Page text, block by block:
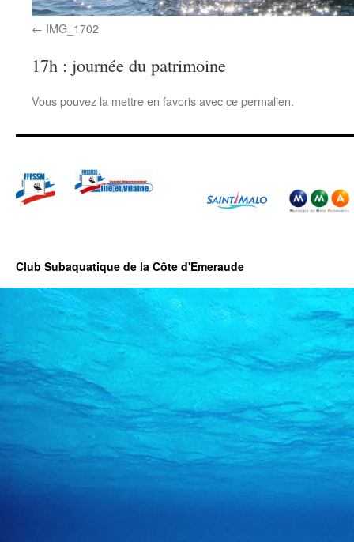
IMG_1702
17h : journée du patrimoine
Vous pouvez la mettre en favoris avecce permalien.
Club Subaquatique de la Côte d'Emeraude